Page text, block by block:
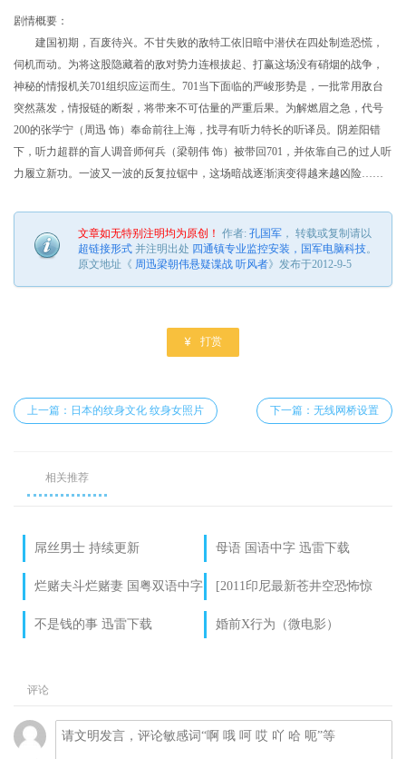
剧情概要：
建国初期，百废待兴。不甘失败的敌特工依旧暗中潜伏在四处制造恐慌，
伺机而动。为将这股隐藏着的敌对势力连根拔起、打赢这场没有硝烟的战争，
神秘的情报机关701组织应运而生。701当下面临的严峻形势是，一批常用敌台
突然蒸发，情报链的断裂，将带来不可估量的严重后果。为解燃眉之急，代号
200的张学宁（周迅 饰）奉命前往上海，找寻有听力特长的听译员。阴差阳错
下，听力超群的盲人调音师何兵（梁朝伟 饰）被带回701，并依靠自己的过人听
力履立新功。一波又一波的反复拉锯中，这场暗战逐渐演变得越来越凶险……
文章如无特别注明均为原创！ 作者: 孔国军 ， 转载或复制请以
超链接形式 并注明出处 四通镇专业监控安装，国军电脑科技。
原文地址《 周迅梁朝伟悬疑谍战 听风者》发布于2012-9-5
 打赏
上一篇：日本的纹身文化 纹身女照片 下一篇：无线网桥设置
相关推荐
屌丝男士 持续更新 母语 国语中字 迅雷下载
烂赌夫斗烂赌妻 国粤双语中字
[2011印尼最新苍井空恐怖惊
悚][邪恶护士2][DVD][中文字
幕][迅雷下载]
不是钱的事 迅雷下载 婚前X行为（微电影）
评论